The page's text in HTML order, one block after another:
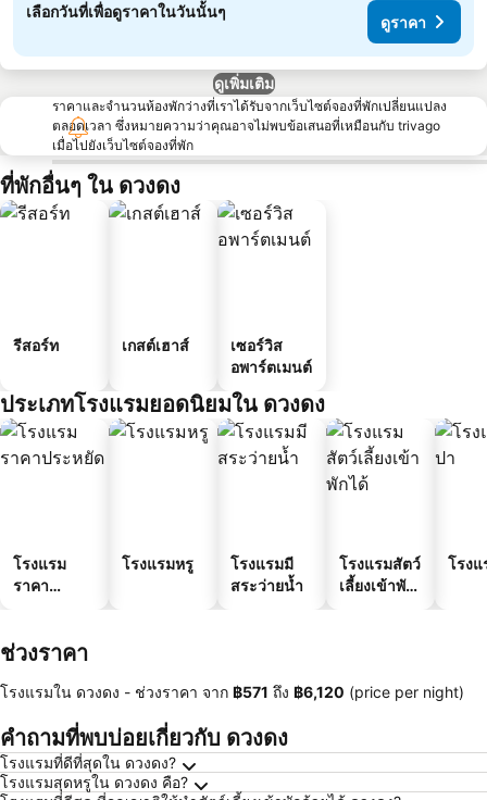
เลือกวันที่เพื่อดูราคาในวันนั้นๆ
ดูราคา
ดูเพิ่มเติม
ราคาและจำนวนห้องพักว่างที่เราได้รับจากเว็บไซต์จองที่พักเปลี่ยนแปลง
ตลอดเวลา ซึ่งหมายความว่าคุณอาจไม่พบข้อเสนอที่เหมือนกับ trivago
เมื่อไปยังเว็บไซต์จองที่พัก
ที่พักอื่นๆ ใน ดวงดง
รีสอร์ท เกสต์เฮาส์
เซอร์วิส
อพาร์ตเมนต์
ประเภทโรงแรมยอดนิยมใน ดวงดง
โรงแรม
ราคา
โรงแรมหรู
โรงแรมมี
สระว่ายน้ำ
โรงแรมสัตว์
เลี้ยงเข้าพัก
โรง
ช่วงราคา
โรงแรมใน ดวงดง - ช่วงราคา จาก ‎฿571 ถึง ‎฿6,120 (price per night)
คำถามที่พบบ่อยเกี่ยวกับ ดวงดง
โรงแรมที่ดีที่สุดใน ดวงดง?
โรงแรมสุดหรูใน ดวงดง คือ?